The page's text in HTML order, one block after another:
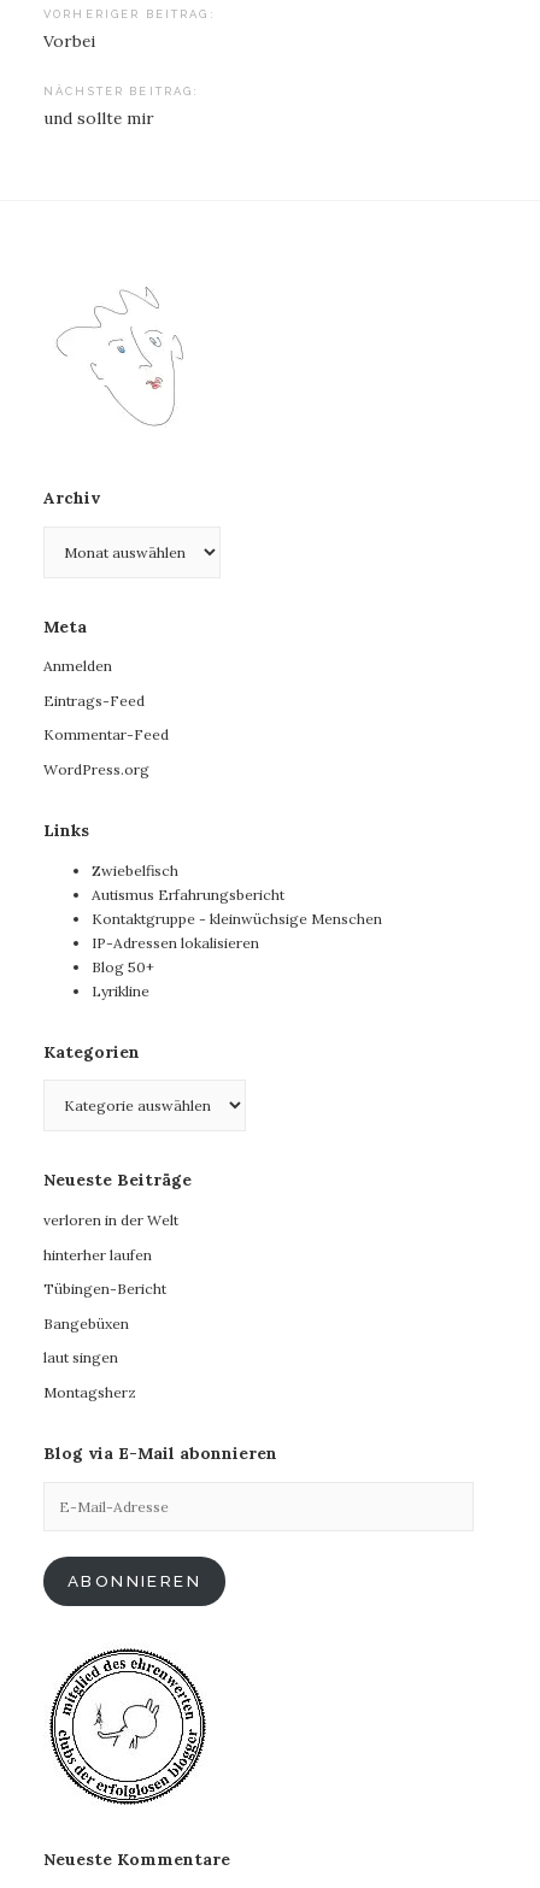
Beitragsnavigation
VORHERIGER BEITRAG:
Vorbei
NÄCHSTER BEITRAG:
und sollte mir
Archiv
Meta
Anmelden
Eintrags-Feed
Kommentar-Feed
WordPress.org
Links
Zwiebelfisch
Autismus Erfahrungsbericht
Kontaktgruppe - kleinwüchsige Menschen
IP-Adressen lokalisieren
Blog 50+
Lyrikline
Kategorien
Neueste Beiträge
verloren in der Welt
hinterher laufen
Tübingen-Bericht
Bangebüxen
laut singen
Montagsherz
Blog via E-Mail abonnieren
Mail-
ABONNIEREN
Neueste Kommentare